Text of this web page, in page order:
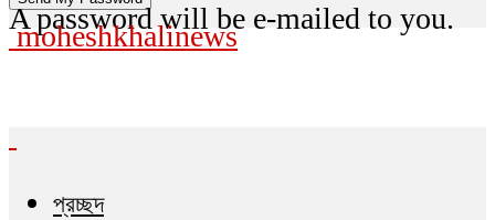
A password will be e-mailed to you.
moheshkhalinews
প্রচ্ছদ